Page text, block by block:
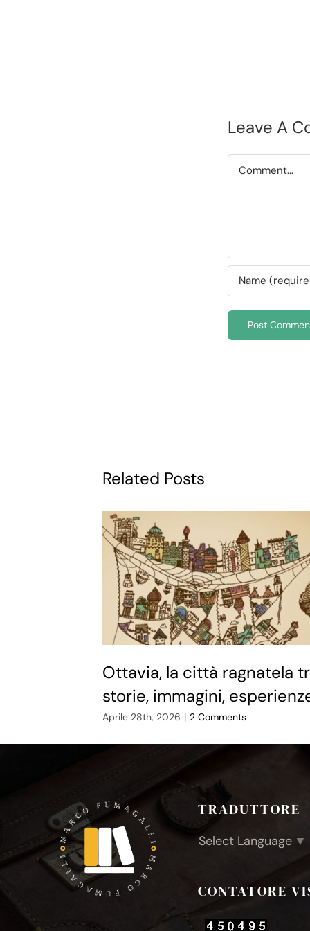
Leave A
Comment
Related Posts
Ottavia, la città ragnatela
storie, immagini,
Aprile 28th, 2026 | 2 Comments
TRADUTTORE
Select Language ▼
CONTATORE